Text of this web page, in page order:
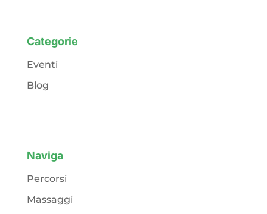
Categorie
Eventi
Blog
Naviga
Percorsi
Massaggi